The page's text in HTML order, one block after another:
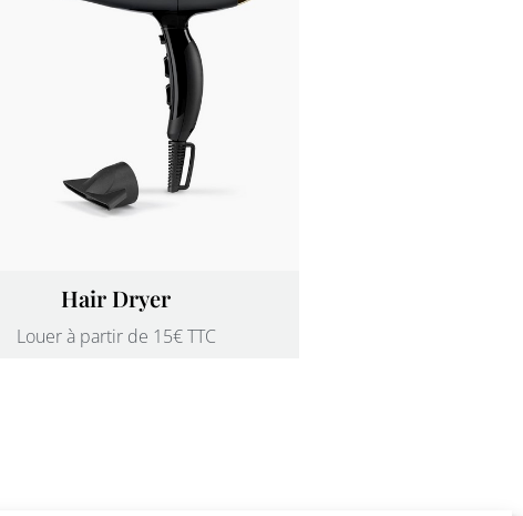
Hair Dryer
Louer à partir de 15€ TTC